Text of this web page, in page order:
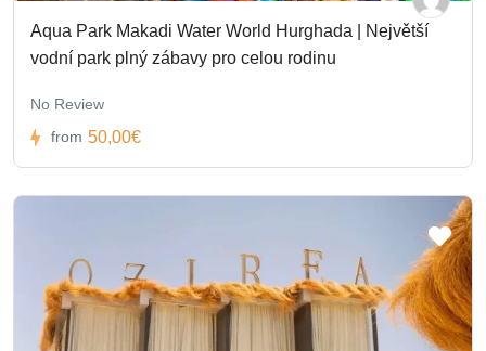
Aqua Park Makadi Water World Hurghada | Největší
vodní park plný zábavy pro celou rodinu
No Review
from 50,00€